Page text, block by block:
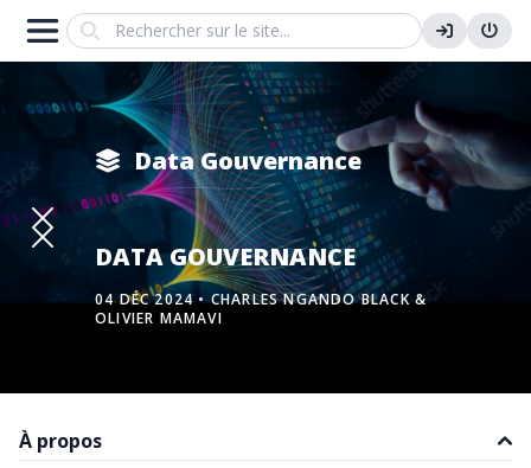
Search
Data Gouvernance
DATA GOUVERNANCE
04 DÉC 2024 •CHARLES NGANDO BLACK&
OLIVIER MAMAVI
Précédent
Suivant
À propos